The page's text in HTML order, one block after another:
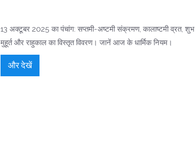
13 अक्टूबर 2025 का पंचांग: सप्तमी-अष्टमी संक्रमण, कालाष्टमी व्रत, शुभ
मुहूर्त और राहुकाल का विस्तृत विवरण। जानें आज के धार्मिक नियम।
और देखें